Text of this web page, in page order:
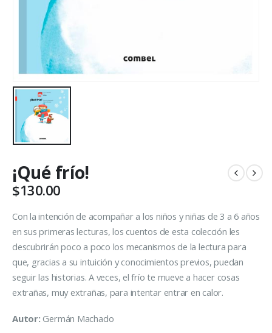
¡Qué frío!
$130.00
Con la intención de acompañar a los niños y niñas de 3 a 6 años
en sus primeras lecturas, los cuentos de esta colección les
descubrirán poco a poco los mecanismos de la lectura para
que, gracias a su intuición y conocimientos previos, puedan
seguir las historias. A veces, el frío te mueve a hacer cosas
extrañas, muy extrañas, para intentar entrar en calor.
Autor: Germán Machado